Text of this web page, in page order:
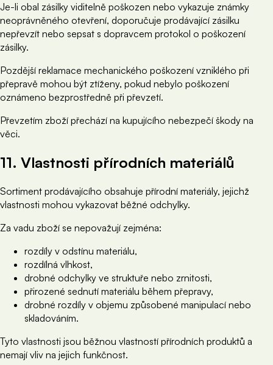
Je-li obal zásilky viditelně poškozen nebo vykazuje známky
neoprávněného otevření, doporučuje prodávající zásilku
nepřevzít nebo sepsat s dopravcem protokol o poškození
zásilky.
Pozdější reklamace mechanického poškození vzniklého při
přepravě mohou být ztíženy, pokud nebylo poškození
oznámeno bezprostředně při převzetí.
Převzetím zboží přechází na kupujícího nebezpečí škody na
věci.
11. Vlastnosti přírodních materiálů
Sortiment prodávajícího obsahuje přírodní materiály, jejichž
vlastnosti mohou vykazovat běžné odchylky.
Za vadu zboží se nepovažují zejména:
rozdíly v odstínu materiálu,
rozdílná vlhkost,
drobné odchylky ve struktuře nebo zrnitosti,
přirozené sednutí materiálu během přepravy,
drobné rozdíly v objemu způsobené manipulací nebo
skladováním.
Tyto vlastnosti jsou běžnou vlastností přírodních produktů a
nemají vliv na jejich funkčnost.